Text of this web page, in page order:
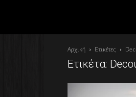
Αρχική Ετικέτες
Ετικέτα: